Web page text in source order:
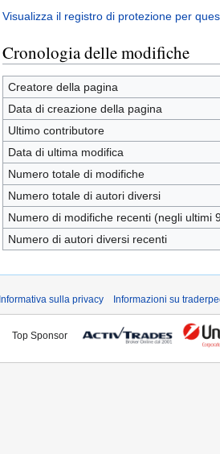
Visualizza il registro di protezione per
Cronologia delle modifiche
Creatore della pagina
Data di creazione della pagina
Ultimo contributore
Data di ultima modifica
Numero totale di modifiche
Numero totale di autori diversi
Numero di modifiche recenti (negli ultimi
Numero di autori diversi recenti
Informativa sulla privacy Informazioni su
Top Sponsor